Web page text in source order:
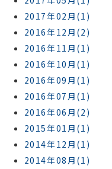
2017年02月(1)
2016年12月(2)
2016年11月(1)
2016年10月(1)
2016年09月(1)
2016年07月(1)
2016年06月(2)
2015年01月(1)
2014年12月(1)
2014年08月(1)